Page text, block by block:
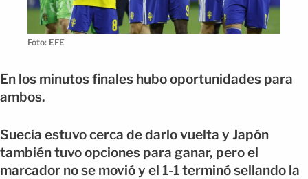
Foto: EFE
En los minutos finales hubo oportunidades para
ambos.
Suecia estuvo cerca de darlo vuelta y Japón
también tuvo opciones para ganar, pero el
marcador no se movió y el 1-1 terminó sellando la